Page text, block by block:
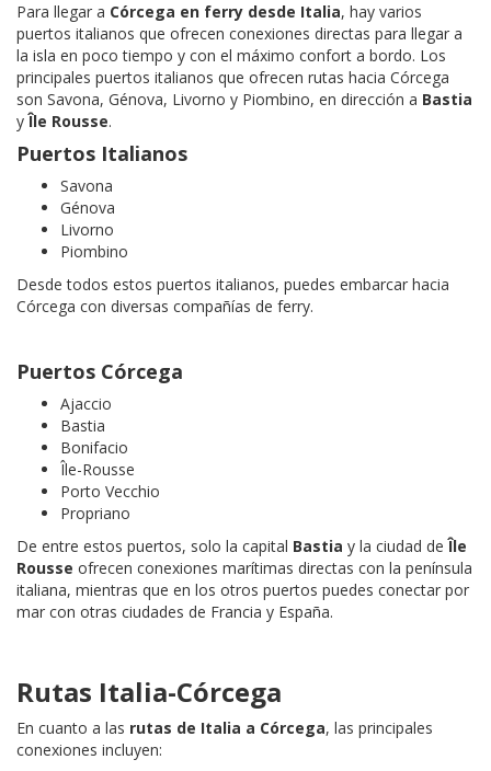
Para llegar a Córcega en ferry desde Italia, hay varios
puertos italianos que ofrecen conexiones directas para llegar a
la isla en poco tiempo y con el máximo confort a bordo. Los
principales puertos italianos que ofrecen rutas hacia Córcega
son Savona, Génova, Livorno y Piombino, en dirección a Bastia
yÎle Rousse.
Puertos Italianos
Savona
Génova
Livorno
Piombino
Desde todos estos puertos italianos, puedes embarcar hacia
Córcega con diversas compañías de ferry.
Puertos Córcega
Ajaccio
Bastia
Bonifacio
Île-Rousse
Porto Vecchio
Propriano
De entre estos puertos, solo la capital Bastia y la ciudad deÎle
Rousse ofrecen conexiones marítimas directas con la península
italiana, mientras que en los otros puertos puedes conectar por
mar con otras ciudades de Francia y España.
Rutas Italia-Córcega
En cuanto a las rutas de Italia a Córcega, las principales
conexiones incluyen: